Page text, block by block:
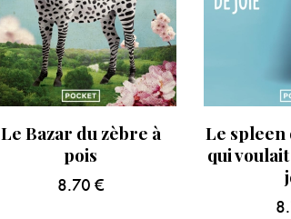
Le Bazar du zèbre à
pois
8.70 €
Le
qui